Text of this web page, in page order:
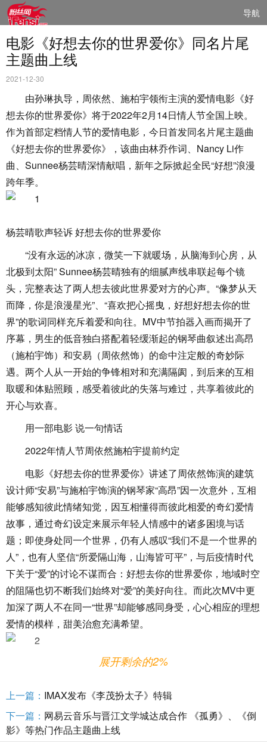
导航
电影《好想去你的世界爱你》同名片尾
主题曲上线
2021-12-30
由孙琳执导，周依然、施柏宇领衔主演的爱情电影《好
想去你的世界爱你》将于2022年2月14日情人节全国上映。
作为首部定档情人节的爱情电影，今日首发同名片尾主题曲
《好想去你的世界爱你》，该曲由林乔作词、Nancy Li作
曲、Sunnee杨芸晴深情献唱，新年之际掀起全民“好想”浪漫
跨年季。
杨芸晴歌声轻诉 好想去你的世界爱你
“没有永远的冰凉，微笑一下就暖场，从脑海到心房，从
北极到太阳” Sunnee杨芸晴独有的细腻声线串联起每个镜
头，完整表达了两人想去彼此世界爱对方的心声。“像梦从天
而降，你是浪漫星光”、“喜欢把心摇曳，好想好想去你的世
界”的歌词同样充斥着爱和向往。MV中节拍器入画而揭开了
序幕，男生的低音独白搭配着轻缓渐起的钢琴曲叙述出高昂
（施柏宇饰）和安易（周依然饰）的命中注定般的奇妙际
遇。两个人从一开始的争锋相对和充满隔阂，到后来的互相
取暖和体贴照顾，感受着彼此的失落与难过，共享着彼此的
开心与欢喜。
用一部电影 说一句情话
2022年情人节周依然施柏宇提前约定
电影《好想去你的世界爱你》讲述了周依然饰演的建筑
设计师“安易”与施柏宇饰演的钢琴家“高昂”因一次意外，互相
能够感知彼此情绪知觉，因互相懂得而彼此相爱的奇幻爱情
故事，通过奇幻设定来展示年轻人情感中的诸多困境与话
题；即使身处同一个世界，仍有人感叹“我们不是一个世界的
人”，也有人坚信“所爱隔山海，山海皆可平”，与后疫情时代
下关于“爱”的讨论不谋而合：好想去你的世界爱你，地域时空
的阻隔也切不断我们始终对“爱”的美好向往。而此次MV中更
加深了两人不在同一“世界”却能够感同身受，心心相应的理想
爱情的模样，甜美治愈充满希望。
影、映美传媒出品，欢雀影业、中国唱片集团、火山映画、
去告白吧：好想去你的世界爱你 ，不管多远都要在一起～
展开剩余的2%
上一篇： IMAX发布《李茂扮太子》特辑
下一篇： 网易云音乐与晋江文学城达成合作 《孤勇》、《倒
影》等热门作品主题曲上线